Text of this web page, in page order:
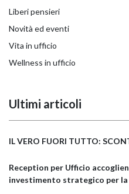
Liberi pensieri
Novità ed eventi
Vita in ufficio
Wellness in ufficio
Ultimi articoli
IL VERO FUORI TUTTO:
Reception per Ufficio
investimento strategico per la